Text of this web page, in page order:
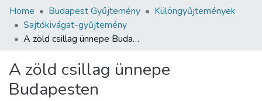
Communities & Collections
All of DSpace
About us
Home Budapest Gyűjtemény
Különgyűjtemények
Sajtókivágat-gyűjtemény
A zöld csillag ünnepe Budapesten
A zöld csillag ünnepe
Budapesten